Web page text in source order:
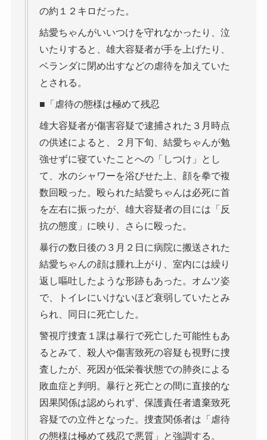
の約１２キロだった。
結愛ちゃんがいいつけを守れなかったり、泣
いたりすると、雄大容疑者が手を上げたり、
ベランダに閉め出すなどの虐待を加えていた
とされる。
■「虐待の態様は極めて残忍
雄大容疑者が傷害容疑で逮捕された３月時点
の供述によると、２月下旬、結愛ちゃんが勉
強せずに寝ていたことへの「しつけ」とし
て、水のシャワーを浴びせた上、顔を拳で複
数回殴った。殴られた結愛ちゃんは必死に首
を左右に振ったが、雄大容疑者の目には「反
抗の態度」に映り、さらに殴った。
暴行の数日後の３月２日に病院に搬送された
結愛ちゃんの顔は腫れ上がり、室内には繰り
返し嘔吐したような形跡もあった。オムツ姿
で、トイレにいけないほど衰弱していたとみ
られ、同日に死亡した。
警視庁捜査１課は暴行で死亡した可能性もあ
るとみて、殺人や傷害致死の容疑も視野に捜
査したが、死因が低栄養状態での肺炎による
敗血症と判明。暴行と死亡との間に直接的な
因果関係は認められず、保護責任者遺棄致死
容疑での立件となった。捜査関係者は「虐待
の態様は極めて残忍で悪質」と強調する。